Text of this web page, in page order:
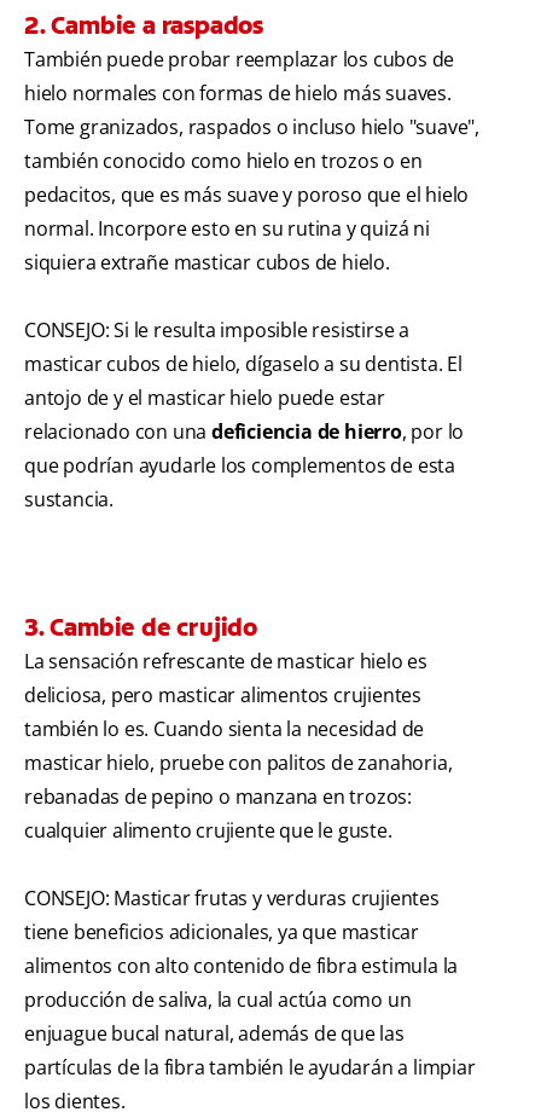
2. Cambie a raspados
También puede probar reemplazar los cubos de
hielo normales con formas de hielo más suaves.
Tome granizados, raspados o incluso hielo "suave",
también conocido como hielo en trozos o en
pedacitos, que es más suave y poroso que el hielo
normal. Incorpore esto en su rutina y quizá ni
siquiera extrañe masticar cubos de hielo.
CONSEJO: Si le resulta imposible resistirse a
masticar cubos de hielo, dígaselo a su dentista. El
antojo de y el masticar hielo puede estar
relacionado con unadeficiencia de hierro, por lo
que podrían ayudarle los complementos de esta
sustancia.
3. Cambie de crujido
La sensación refrescante de masticar hielo es
deliciosa, pero masticar alimentos crujientes
también lo es. Cuando sienta la necesidad de
masticar hielo, pruebe con palitos de zanahoria,
rebanadas de pepino o manzana en trozos:
cualquier alimento crujiente que le guste.
CONSEJO: Masticar frutas y verduras crujientes
tiene beneficios adicionales, ya que masticar
alimentos con alto contenido de fibra estimula la
producción de saliva, la cual actúa como un
enjuague bucal natural, además de que las
partículas de la fibra también le ayudarán a limpiar
los dientes.